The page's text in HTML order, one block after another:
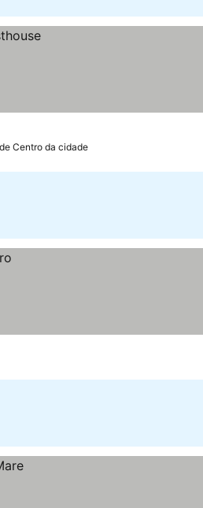
Centro da cidade